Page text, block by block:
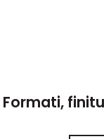
Formati,